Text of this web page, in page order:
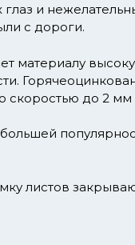
и
с дороги.
материалу
скоростью до 2 мм
листов